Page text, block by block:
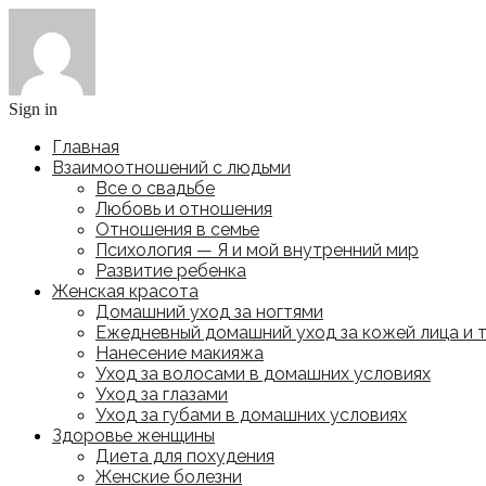
Sign in
Главная
Взаимоотношений с людьми
Все о свадьбе
Любовь и отношения
Отношения в семье
Психология — Я и мой внутренний мир
Развитие ребенка
Женская красота
Домашний уход за ногтями
Ежедневный домашний уход за кожей лица и
Нанесение макияжа
Уход за волосами в домашних условиях
Уход за глазами
Уход за губами в домашних условиях
Здоровье женщины
Диета для похудения
Женские болезни